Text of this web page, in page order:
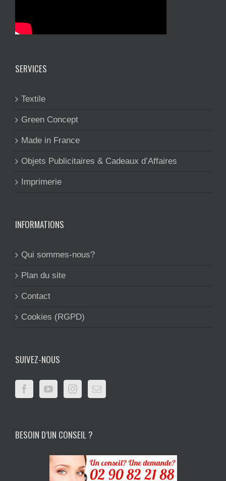
SERVICES
Textile
Green Concept
Made in France
Objets Publicitaires & Cadeaux d’Affaires
Imprimerie
INFORMATIONS
Qui sommes-nous?
Plan du site
Contact
Cookies (RGPD)
SUIVEZ-NOUS
BESOIN D’UN CONSEIL ?